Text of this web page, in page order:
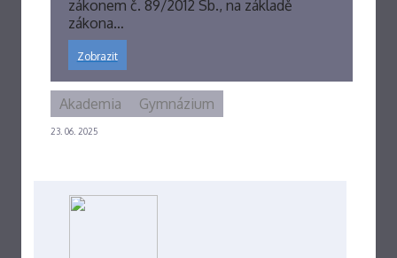
zákonem č. 89/2012 Sb., na základě
zákona…
Zobrazit
23. 06. 2025
Akademia Gymnázium